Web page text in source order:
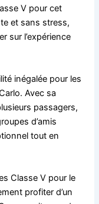
V pour cet
et sans stress,
sur l’expérience
inégalée pour les
Avec sa
passagers,
d’amis
tout en
Classe V pour le
profiter d’un